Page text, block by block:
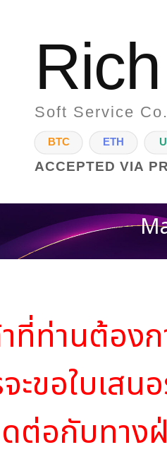
Rich
Soft Service
BTC ETH
ACCEPTED VIA
ที่ท่านต้องก
ะขอใบเส
ต่อกับทาง